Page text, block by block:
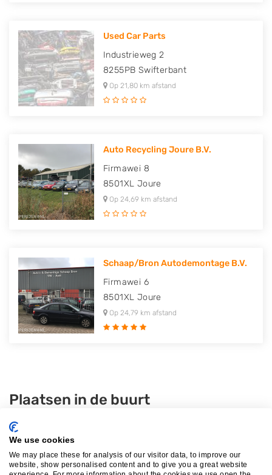
Used Car Parts
Industrieweg 2
8255PB Swifterbant
Op 21,80 km afstand
Auto Recycling Joure B.V.
Firmawei 8
8501XL Joure
Op 24,69 km afstand
Schaap/Bron Autodemontage B.V.
Firmawei 6
8501XL Joure
Op 24,79 km afstand
Plaatsen in de buurt
Rutten
Bant
We use cookies
We may place these for analysis of our visitor data, to improve our
website, show personalised content and to give you a great website